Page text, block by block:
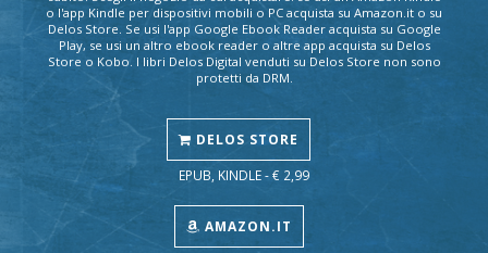
o l'app Kindle per dispositivi mobili o PC acquista su Amazon.it o su
Delos Store. Se usi l'app Google Ebook Reader acquista su Google
Play, se usi un altro ebook reader o altre app acquista su Delos
Store o Kobo. I libri Delos Digital venduti su Delos Store non sono
protetti da DRM.
DELOS STORE
EPUB, KINDLE - € 2,99
AMAZON.IT